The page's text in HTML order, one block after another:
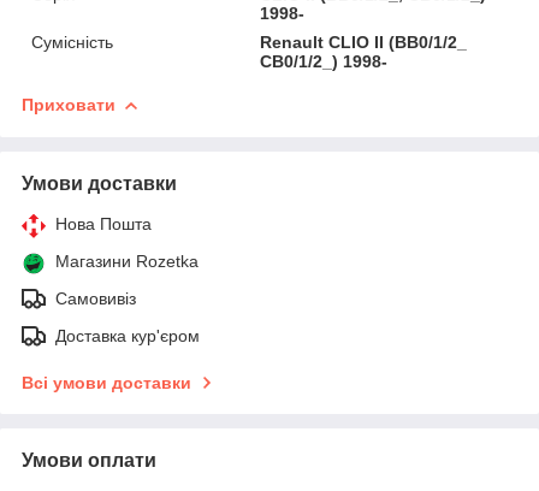
1998-
Сумісність
Renault CLIO II (BB0/1/2_
CB0/1/2_) 1998-
Приховати
Умови доставки
Нова Пошта
Магазини Rozetka
Самовивіз
Доставка кур'єром
Всі умови доставки
Умови оплати